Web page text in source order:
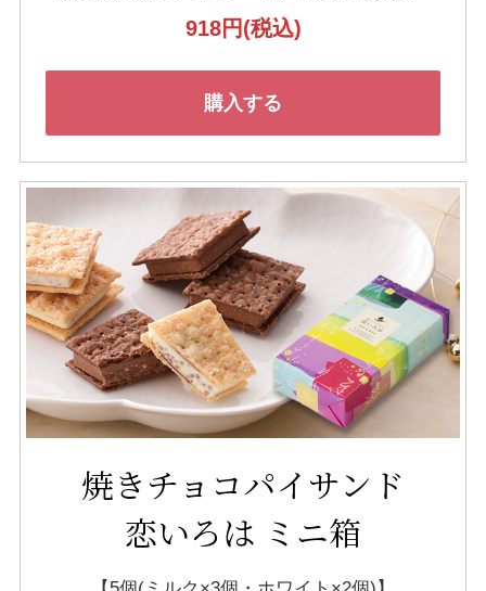
918円(税込)
購入する
焼きチョコパイサンド
恋いろは ミニ箱